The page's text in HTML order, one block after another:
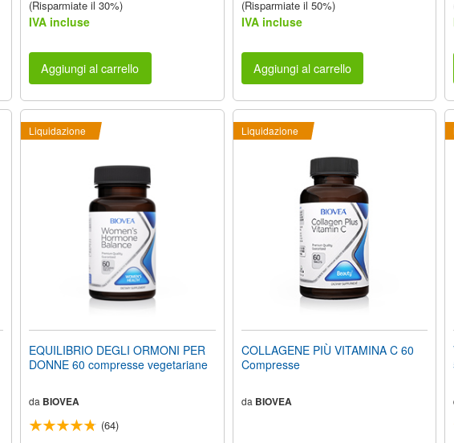
(Risparmiate il 30%)
IVA incluse
Aggiungi al carrello
(Risparmiate il 50%)
IVA incluse
Aggiungi al carrello
Liquidazione
EQUILIBRIO DEGLI ORMONI PER
DONNE 60 compresse vegetariane
da BIOVEA
(64)
Liquidazione
COLLAGENE PIÙ VITAMINA C 60
Compresse
da BIOVEA